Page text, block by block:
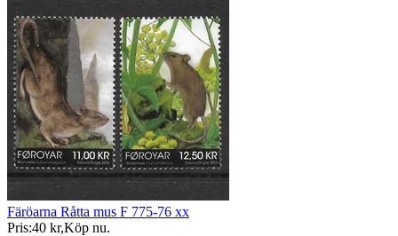
Färöarna Råtta mus F 775-76 xx
Pris:40 kr,Köp nu.